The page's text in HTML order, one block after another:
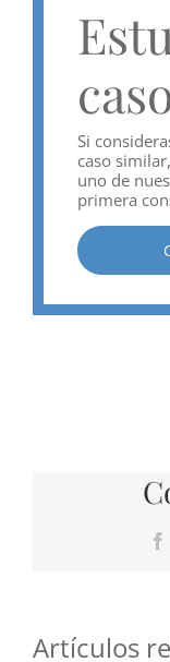
Si
caso
uno de
primera
Artículos